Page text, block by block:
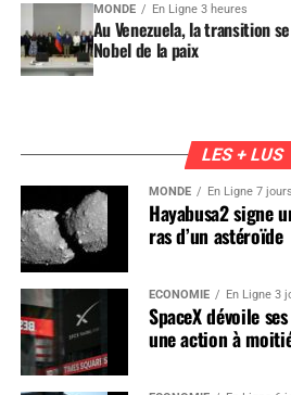
MONDE En Ligne 3 heures
Au Venezuela, la transition
Nobel de la paix
LES + LUS
MONDE En Ligne 7 jours
Hayabusa2 signe
ras d’un astéroïde
ÉCONOMIE En Ligne 3
SpaceX dévoile
une action à